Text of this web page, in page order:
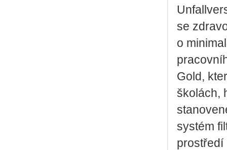
se
o
Gold,
školách,
systém
prostředí